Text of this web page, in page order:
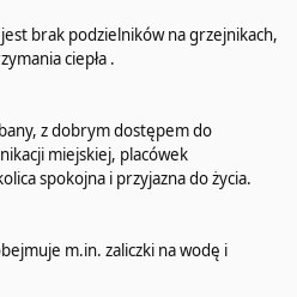
brak podzielników na grzejnikach,
ciepła .
z dobrym dostępem do
miejskiej, placówek
spokojna i przyjazna do życia.
m.in. zaliczki na wodę i